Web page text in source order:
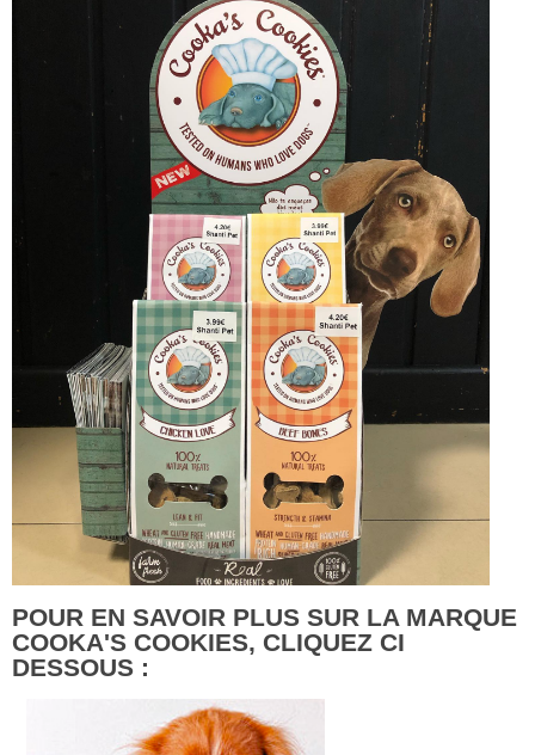
POUR EN SAVOIR PLUS SUR LA MARQUE
COOKA'S COOKIES, CLIQUEZ CI
DESSOUS :